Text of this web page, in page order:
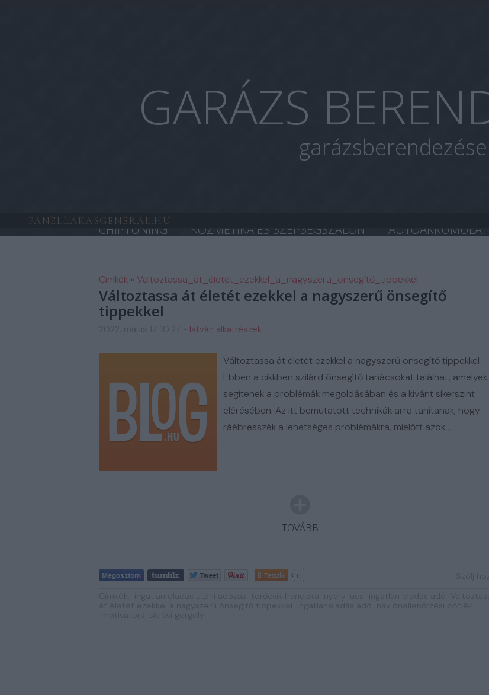
GARÁZS
CHIPTUNING KOZMETIKA ÉS SZÉPSÉGSZALON
FM AUTOSZERIZ GALERIA
HASZNÁLT AUTÓ
Címkék » Változtassa_át_életét_ezekkel_a_nagyszerű_önsegítő_tippekkel
Változtassa át életét ezekkel a nagyszerű önsegítő
tippekkel
István alkatrészek
Változtassa át életét ezekkel a nagyszerű önsegítő tippekkel
Ebben a cikkben szilárd önsegítő tanácsokat találhat, amelyek
segítenek a problémák megoldásában és a kívánt sikerszint
elérésében. Az itt bemutatott technikák arra tanítanak, hogy
ráébresszék a lehetséges problémákra, mielőtt azok…
TOVÁBB
Tetszik 0
PANELLAKASGENERAL.HU